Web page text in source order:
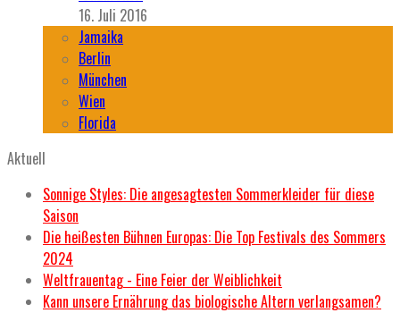
16. Juli 2016
Jamaika
Berlin
München
Wien
Florida
Aktuell
Sonnige Styles: Die angesagtesten Sommerkleider für diese
Saison
Die heißesten Bühnen Europas: Die Top Festivals des Sommers
2024
Weltfrauentag - Eine Feier der Weiblichkeit
Kann unsere Ernährung das biologische Altern verlangsamen?